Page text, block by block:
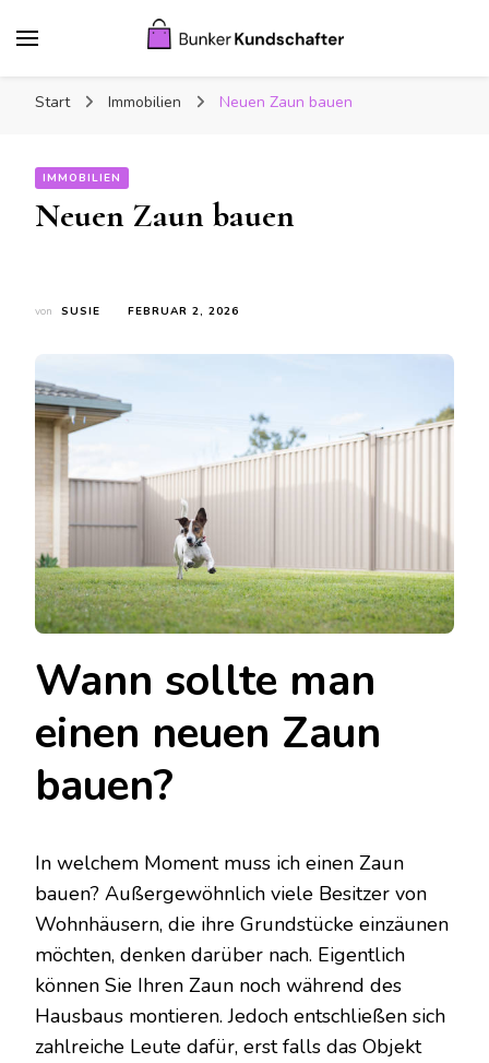
Familie
Start Immobilien Neuen Zaun bauen
IMMOBILIEN
Neuen Zaun bauen
von SUSIE FEBRUAR 2, 2026
Wann sollte man
einen neuen Zaun
bauen?
In welchem Moment muss ich einen Zaun
bauen? Außergewöhnlich viele Besitzer von
Wohnhäusern, die ihre Grundstücke einzäunen
möchten, denken darüber nach. Eigentlich
können Sie Ihren Zaun noch während des
Hausbaus montieren. Jedoch entschließen sich
zahlreiche Leute dafür, erst falls das Objekt